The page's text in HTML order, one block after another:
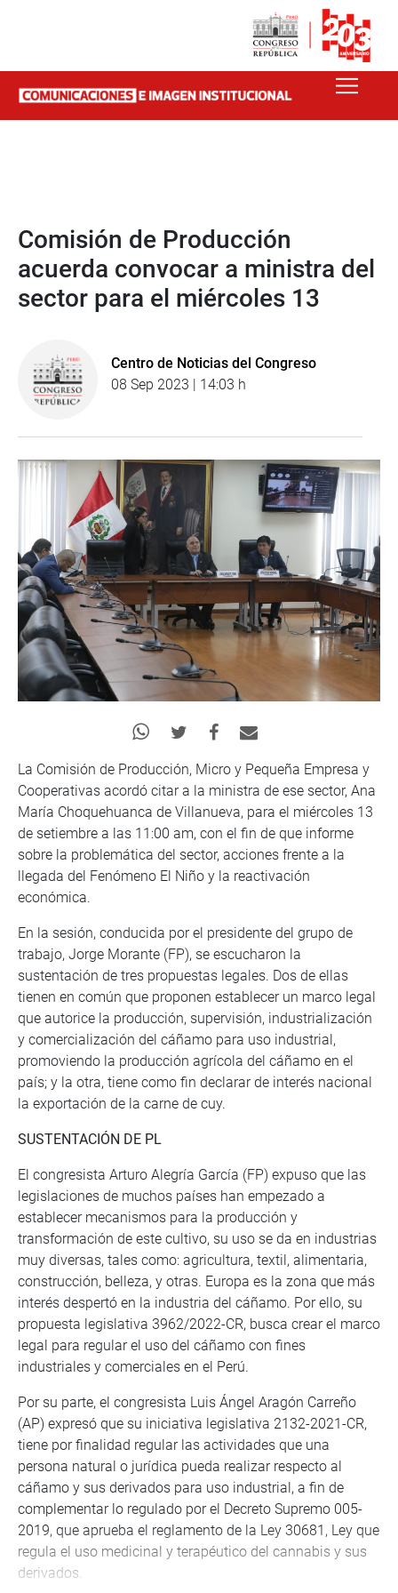
Comisión de Producción
acuerda convocar a ministra del
sector para el miércoles 13
Centro de Noticias del Congreso
08 Sep 2023 | 14:03 h
La Comisión de Producción, Micro y Pequeña Empresa y
Cooperativas acordó citar a la ministra de ese sector, Ana
María Choquehuanca de Villanueva, para el miércoles 13
de setiembre a las 11:00 am, con el fin de que informe
sobre la problemática del sector, acciones frente a la
llegada del Fenómeno El Niño y la reactivación
económica.
En la sesión, conducida por el presidente del grupo de
trabajo, Jorge Morante (FP), se escucharon la
sustentación de tres propuestas legales. Dos de ellas
tienen en común que proponen establecer un marco legal
que autorice la producción, supervisión, industrialización
y comercialización del cáñamo para uso industrial,
promoviendo la producción agrícola del cáñamo en el
país; y la otra, tiene como fin declarar de interés nacional
la exportación de la carne de cuy.
SUSTENTACIÓN DE PL
El congresista Arturo Alegría García (FP) expuso que las
legislaciones de muchos países han empezado a
establecer mecanismos para la producción y
transformación de este cultivo, su uso se da en industrias
muy diversas, tales como: agricultura, textil, alimentaria,
construcción, belleza, y otras. Europa es la zona que más
interés despertó en la industria del cáñamo. Por ello, su
propuesta legislativa 3962/2022-CR, busca crear el marco
legal para regular el uso del cáñamo con fines
industriales y comerciales en el Perú.
Por su parte, el congresista Luis Ángel Aragón Carreño
(AP) expresó que su iniciativa legislativa 2132-2021-CR,
tiene por finalidad regular las actividades que una
persona natural o jurídica pueda realizar respecto al
cáñamo y sus derivados para uso industrial, a fin de
complementar lo regulado por el Decreto Supremo 005-
2019, que aprueba el reglamento de la Ley 30681, Ley que
regula el uso medicinal y terapéutico del cannabis y sus
derivados.